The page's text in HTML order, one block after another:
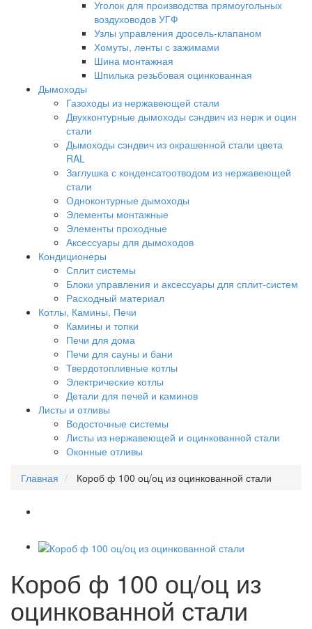
Уголок для производства прямоугольных
воздуховодов УГФ
Узлы управления дросель-клапаном
Хомуты, ленты с зажимами
Шина монтажная
Шпилька резьбовая оцинкованная
Дымоходы
Газоходы из нержавеющей стали
Двухконтурные дымоходы сэндвич из нерж и оцин
стали
Дымоходы сэндвич из окрашенной стали цвета
RAL
Заглушка с конденсатоотводом из нержавеющей
стали
Одноконтурные дымоходы
Элементы монтажные
Элементы проходные
Аксессуары для дымоходов
Кондиционеры
Сплит системы
Блоки управления и аксессуары для сплит-систем
Расходный материал
Котлы, Камины, Печи
Камины и топки
Печи для дома
Печи для сауны и бани
Твердотопливные котлы
Электрические котлы
Детали для печей и каминов
Листы и отливы
Водосточные системы
Листы из нержавеющей и оцинкованной стали
Оконные отливы
Главная
Короб ф 100 оц/оц из оцинкованной стали
Короб ф 100 оц/оц из
оцинкованной стали